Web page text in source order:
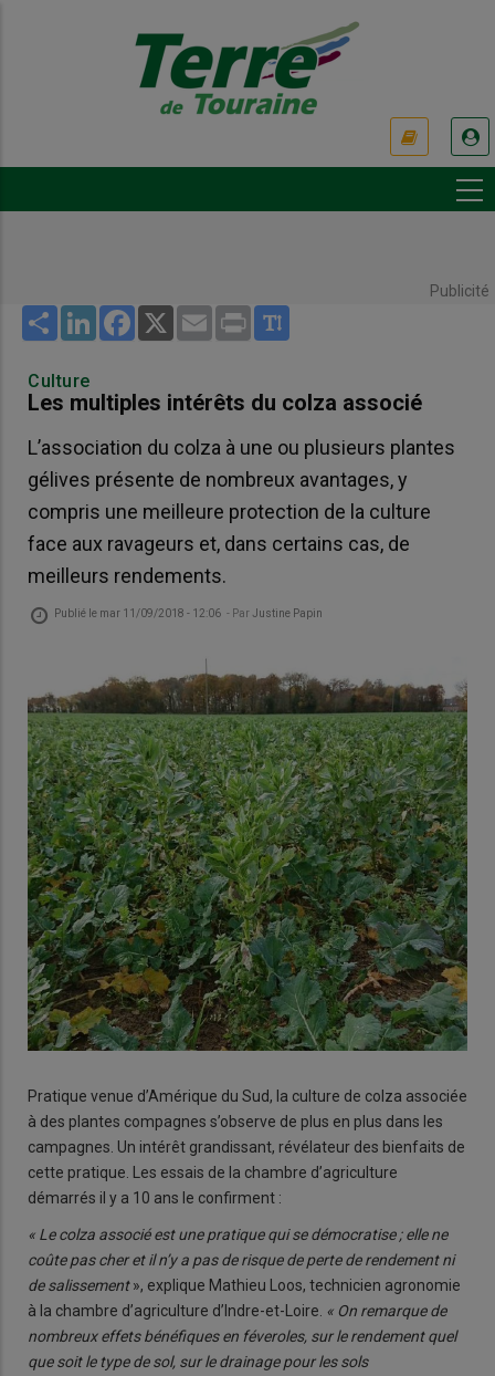
Publicité
Share LinkedInFacebook
X Email Print
Culture
Les multiples intérêts du colza associé
L’association du colza à une ou plusieurs plantes
gélives présente de nombreux avantages, y
compris une meilleure protection de la culture
face aux ravageurs et, dans certains cas, de
meilleurs rendements.
Publié le mar 11/09/2018 - 12:06 - Par Justine Papin
Pratique venue d’Amérique du Sud, la culture de colza associée
à des plantes compagnes s’observe de plus en plus dans les
campagnes. Un intérêt grandissant, révélateur des bienfaits de
cette pratique. Les essais de la chambre d’agriculture
démarrés il y a 10 ans le confirment :
« Le colza associé est une pratique qui se démocratise ; elle ne
coûte pas cher et il n’y a pas de risque de perte de rendement ni
de salissement», explique Mathieu Loos, technicien agronomie
à la chambre d’agriculture d’Indre-et-Loire. « On remarque de
nombreux effets bénéfiques en féveroles, sur le rendement quel
que soit le type de sol, sur le drainage pour les sols